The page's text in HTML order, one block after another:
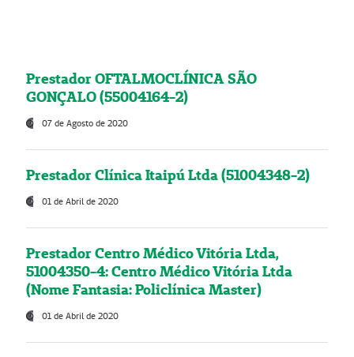
Prestador OFTALMOCLÍNICA SÃO
GONÇALO (55004164-2)
07 de Agosto de 2020
Prestador Clínica Itaipú Ltda (51004348-2)
01 de Abril de 2020
Prestador Centro Médico Vitória Ltda,
51004350-4: Centro Médico Vitória Ltda
(Nome Fantasia: Policlínica Master)
01 de Abril de 2020